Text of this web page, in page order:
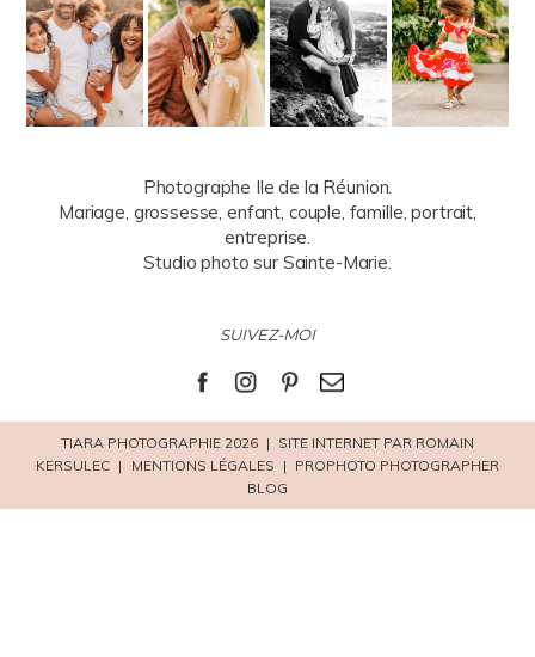
Photographe Ile de la Réunion.
Mariage, grossesse, enfant, couple, famille, portrait,
entreprise.
Studio photo sur Sainte-Marie.
SUIVEZ-MOI
TIARA PHOTOGRAPHIE 2026 | SITE INTERNET PAR ROMAIN
KERSULEC | MENTIONS LÉGALES | PROPHOTO PHOTOGRAPHER
BLOG